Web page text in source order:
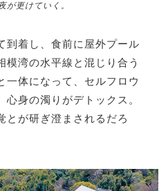
が更けていく。
到着し、食前に屋外プール
模湾の水平線と混じり合う
一体になって、セルフロウ
身の濁りがデトックス。
とが研ぎ澄まされるだろ